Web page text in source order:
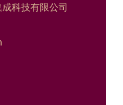
科技有限公司